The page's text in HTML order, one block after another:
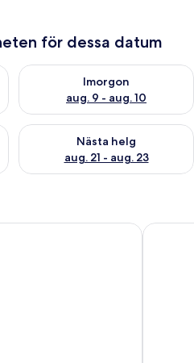
för dessa datum
ikväll aug. 8 - aug. 9
Imorgon
aug. 9 - aug. 10
Kontrollera tillgängligheten
den här helgen aug. 14 - aug.
Nästa helg
aug. 21 - aug. 23
Kontrollera tillgängligheten
The